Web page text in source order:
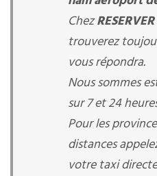
Chez
trouverez
vous répondra.
Nous sommes
sur 7 et 24
Pour les
distances
votre taxi